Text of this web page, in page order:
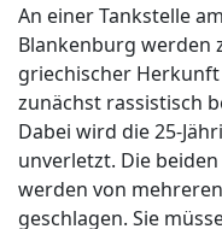
An einer Tankstelle
Blankenburg werden
griechischer
zunächst rassistisch
Dabei wird die 25-
unverletzt. Die
werden von
geschlagen. Sie